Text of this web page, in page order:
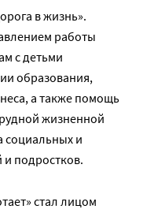
в жизнь».
работы
с детьми
образования,
а также помощь
жизненной
социальных и
и подростков.
стал лицом